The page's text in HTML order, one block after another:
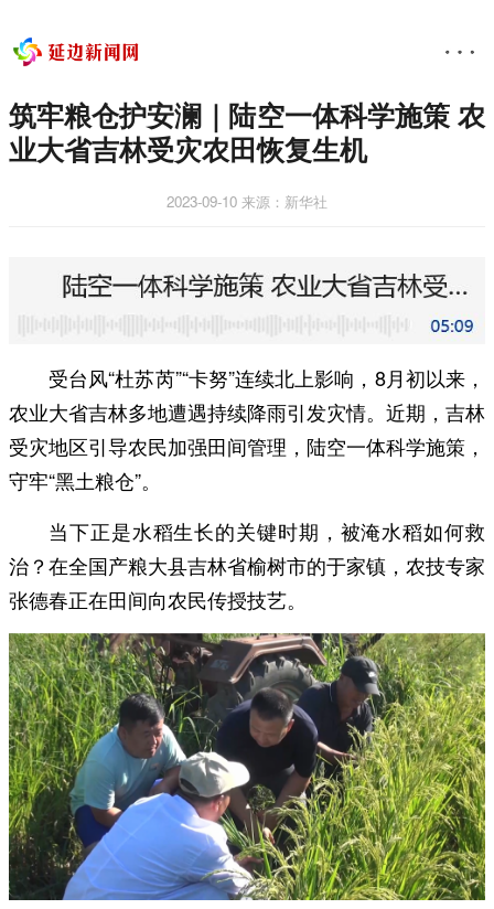
筑牢粮仓护安澜｜陆空一体科学施策 农
业大省吉林受灾农田恢复生机
2023-09-10 来源：新华社
受台风“杜苏芮”“卡努”连续北上影响，8月初以来，
农业大省吉林多地遭遇持续降雨引发灾情。近期，吉林
受灾地区引导农民加强田间管理，陆空一体科学施策，
守牢“黑土粮仓”。
当下正是水稻生长的关键时期，被淹水稻如何救
治？在全国产粮大县吉林省榆树市的于家镇，农技专家
张德春正在田间向农民传授技艺。